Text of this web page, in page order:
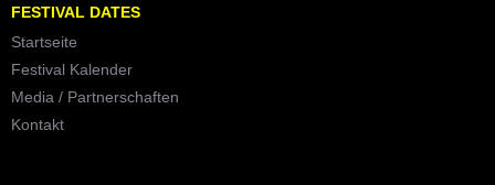
FESTIVAL DATES
Startseite
Festival Kalender
Media / Partnerschaften
Kontakt